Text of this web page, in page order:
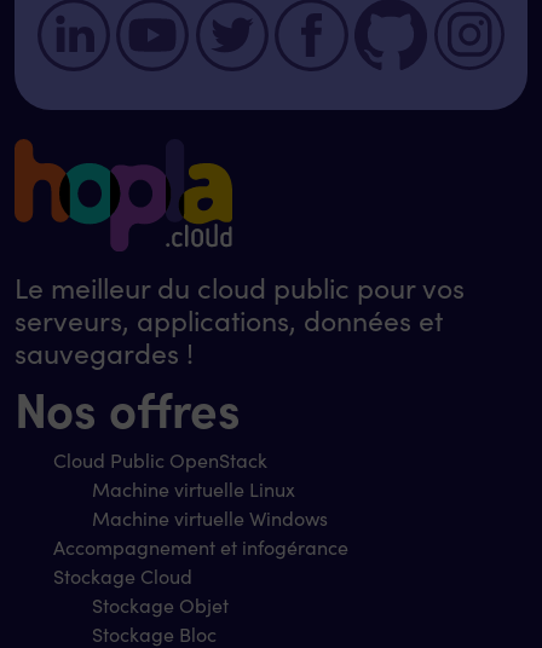
Le meilleur du cloud public pour vos
serveurs, applications, données et
sauvegardes !
Nos offres
Cloud Public OpenStack
Machine virtuelle Linux
Machine virtuelle Windows
Accompagnement et infogérance
Stockage Cloud
Stockage Objet
Stockage Bloc